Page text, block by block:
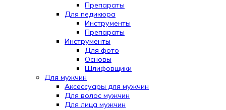
Препараты
Для педикюра
Инструменты
Препараты
Инструменты
Для фото
Основы
Шлифовщики
Для мужчин
Аксессуары для мужчин
Для волос мужчин
Для лица мужчин